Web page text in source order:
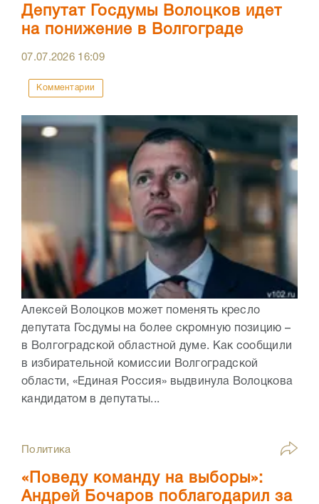
Депутат Госдумы Волоцков идет
на понижение в Волгограде
07.07.2026 16:09
Комментарии
Алексей Волоцков может поменять кресло
депутата Госдумы на более скромную позицию –
в Волгоградской областной думе. Как сообщили
в избирательной комиссии Волгоградской
области, «Единая Россия» выдвинула Волоцкова
кандидатом в депутаты...
Политика
«Поведу команду на выборы»:
Андрей Бочаров поблагодарил за